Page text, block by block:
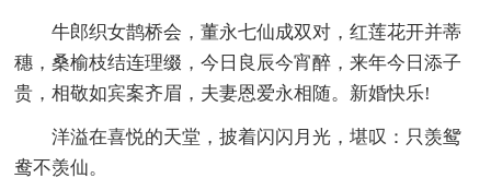
牛郎织女鹊桥会，董永七仙成双对，红莲花开并蒂
穗，桑榆枝结连理缀，今日良辰今宵醉，来年今日添子
贵，相敬如宾案齐眉，夫妻恩爱永相随。新婚快乐!
洋溢在喜悦的天堂，披着闪闪月光，堪叹：只羡鸳
鸯不羡仙。